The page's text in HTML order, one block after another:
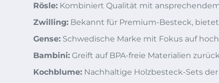
Rösle: Kombiniert Qualität mit
Zwilling: Bekannt für Premium-Besteck,
Gense: Schwedische Marke mit Fokus auf
Bambini: Greift auf BPA-freie Materialien
Kochblume: Nachhaltige Holzbesteck-Sets